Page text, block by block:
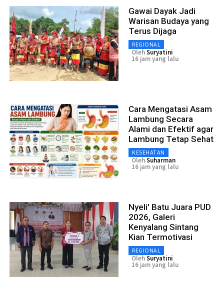
Gawai Dayak Jadi
Warisan Budaya yang
Terus Dijaga
REGIONAL
OlehSuryatini
16 jam yang lalu
Cara Mengatasi Asam
Lambung Secara
Alami dan Efektif agar
Lambung Tetap Sehat
KESEHATAN
OlehSuharman
16 jam yang lalu
Nyeli' Batu Juara PUD
2026, Galeri
Kenyalang Sintang
Kian Termotivasi
REGIONAL
OlehSuryatini
16 jam yang lalu